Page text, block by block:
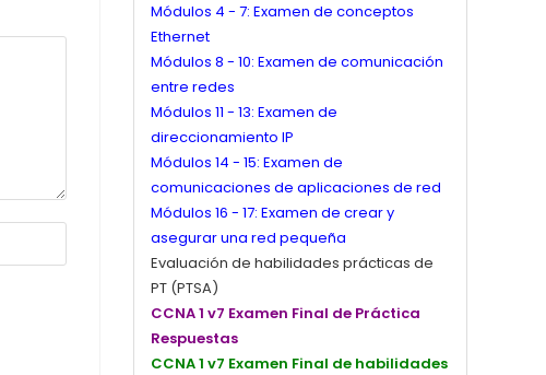
Módulos 4 - 7: Examen de conceptos
Ethernet
Módulos 8 - 10: Examen de comunicación
entre redes
Módulos 11 - 13: Examen de
direccionamiento IP
Módulos 14 - 15: Examen de
comunicaciones de aplicaciones de red
Módulos 16 - 17: Examen de crear y
asegurar una red pequeña
Evaluación de habilidades prácticas de
PT (PTSA)
CCNA 1 v7 Examen Final de Práctica
Respuestas
CCNA 1 v7 Examen Final de habilidades